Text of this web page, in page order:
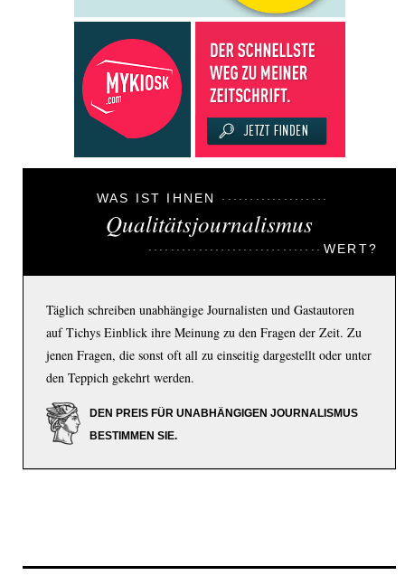
WAS IST IHNEN
Qualitätsjournalismus
WERT?
Täglich schreiben unabhängige Journalisten und Gastautoren
auf Tichys Einblick ihre Meinung zu den Fragen der Zeit. Zu
jenen Fragen, die sonst oft all zu einseitig dargestellt oder unter
den Teppich gekehrt werden.
DEN PREIS FÜR UNABHÄNGIGEN JOURNALISMUS
BESTIMMEN SIE.